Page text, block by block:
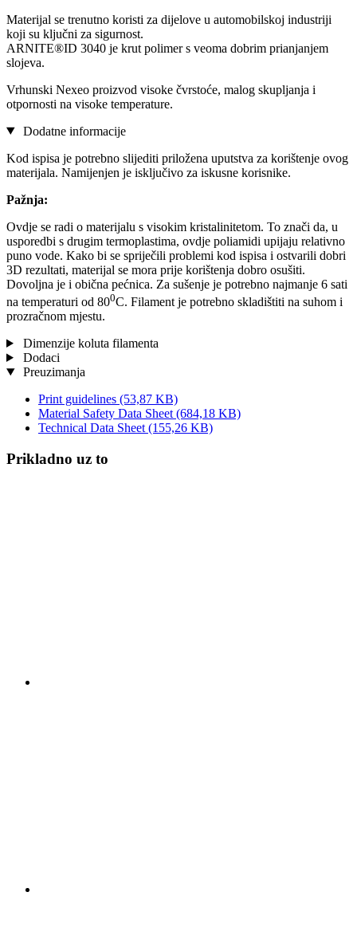
Materijal se trenutno koristi za dijelove u automobilskoj industriji
koji su ključni za sigurnost.
ARNITE®ID 3040 je krut polimer s veoma dobrim prianjanjem
slojeva.
Vrhunski Nexeo proizvod visoke čvrstoće, malog skupljanja i
otpornosti na visoke temperature.
Dodatne informacije
Kod ispisa je potrebno slijediti priložena uputstva za korištenje ovog
materijala. Namijenjen je isključivo za iskusne korisnike.
Pažnja:
Ovdje se radi o materijalu s visokim kristalinitetom. To znači da, u
usporedbi s drugim termoplastima, ovdje poliamidi upijaju relativno
puno vode. Kako bi se spriječili problemi kod ispisa i ostvarili dobri
3D rezultati, materijal se mora prije korištenja dobro osušiti.
Dovoljna je i obična pećnica. Za sušenje je potrebno najmanje 6 sati
na temperaturi od 800C. Filament je potrebno skladištiti na suhom i
prozračnom mjestu.
Dimenzije koluta filamenta
Dodaci
Preuzimanja
Print guidelines (53,87 KB)
Material Safety Data Sheet (684,18 KB)
Technical Data Sheet (155,26 KB)
Prikladno uz to